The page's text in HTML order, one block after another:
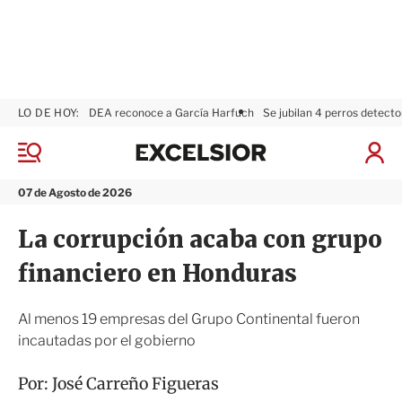
M
n
07 de Agosto de 2026
LO DE HOY: DEA reconoce a García Harfuch Se jubilan 4 perros
I
a
x
i
r
La corrupción acaba con grupo
financiero en Honduras
Al menos 19 empresas del Grupo Continental fueron
incautadas por el gobierno
Por: José Carreño Figueras